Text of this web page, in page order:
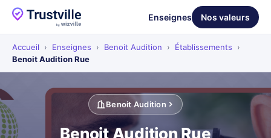
Enseignes Nos valeurs
Accueil › Enseignes › Benoit Audition › Établissements
›
Benoit Audition Rue
Benoit Audition
Benoit Audition Rue